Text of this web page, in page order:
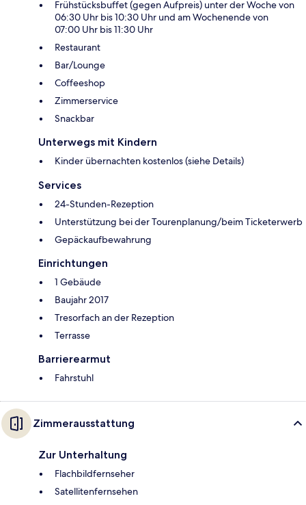
Frühstücksbuffet (gegen Aufpreis) unter der Woche von
06:30 Uhr bis 10:30 Uhr und am Wochenende von
07:00 Uhr bis 11:30 Uhr
Restaurant
Bar/Lounge
Coffeeshop
Zimmerservice
Snackbar
Unterwegs mit Kindern
Kinder übernachten kostenlos (siehe Details)
Services
24-Stunden-Rezeption
Unterstützung bei der Tourenplanung/beim Ticketerwerb
Gepäckaufbewahrung
Einrichtungen
1 Gebäude
Baujahr 2017
Tresorfach an der Rezeption
Terrasse
Barrierearmut
Fahrstuhl
Zimmerausstattung
Zur Unterhaltung
Flachbildfernseher
Satellitenfernsehen